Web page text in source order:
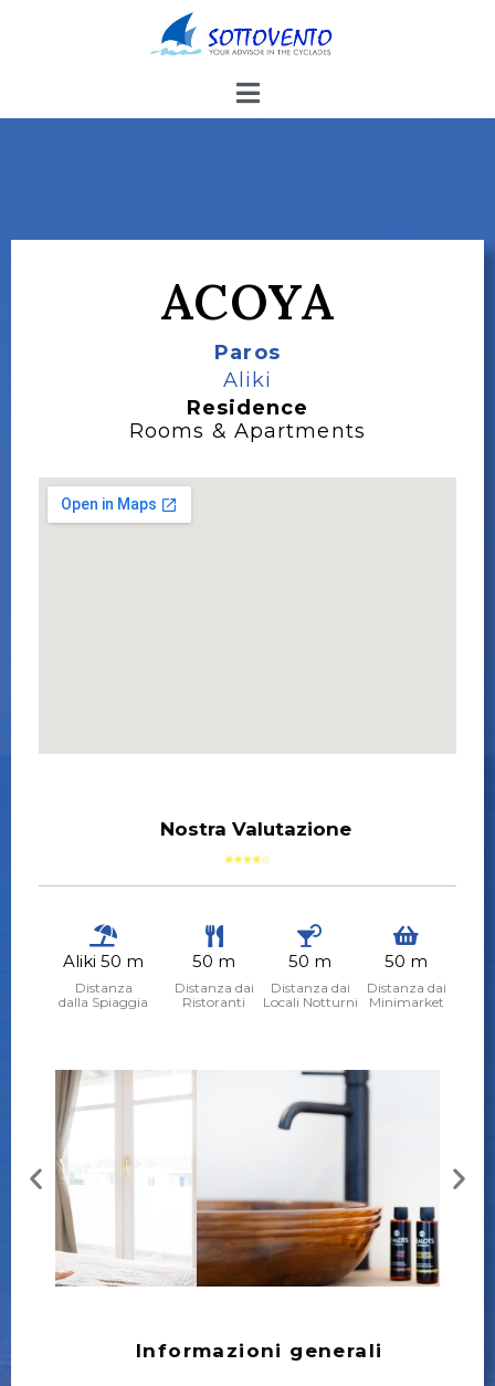
ACOYA
Paros
Aliki
Residence
Rooms & Apartments
Nostra Valutazione
Aliki 50 m
Distanza
dalla Spiaggia
50 m
Distanza dai
Ristoranti
50 m
Distanza dai
Locali Notturni
50 m
Distanza dai
Minimarket
Informazioni generali